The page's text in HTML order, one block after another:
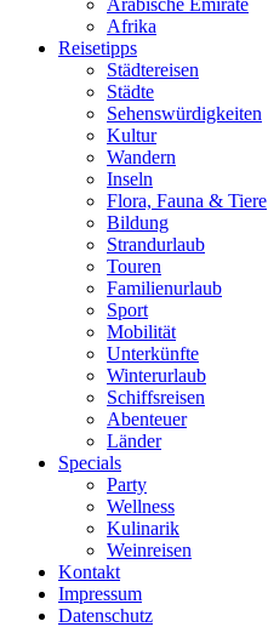
Arabische Emirate
Afrika
Reisetipps
Städtereisen
Städte
Sehenswürdigkeiten
Kultur
Wandern
Inseln
Flora, Fauna & Tiere
Bildung
Strandurlaub
Touren
Familienurlaub
Sport
Mobilität
Unterkünfte
Winterurlaub
Schiffsreisen
Abenteuer
Länder
Specials
Party
Wellness
Kulinarik
Weinreisen
Kontakt
Impressum
Datenschutz